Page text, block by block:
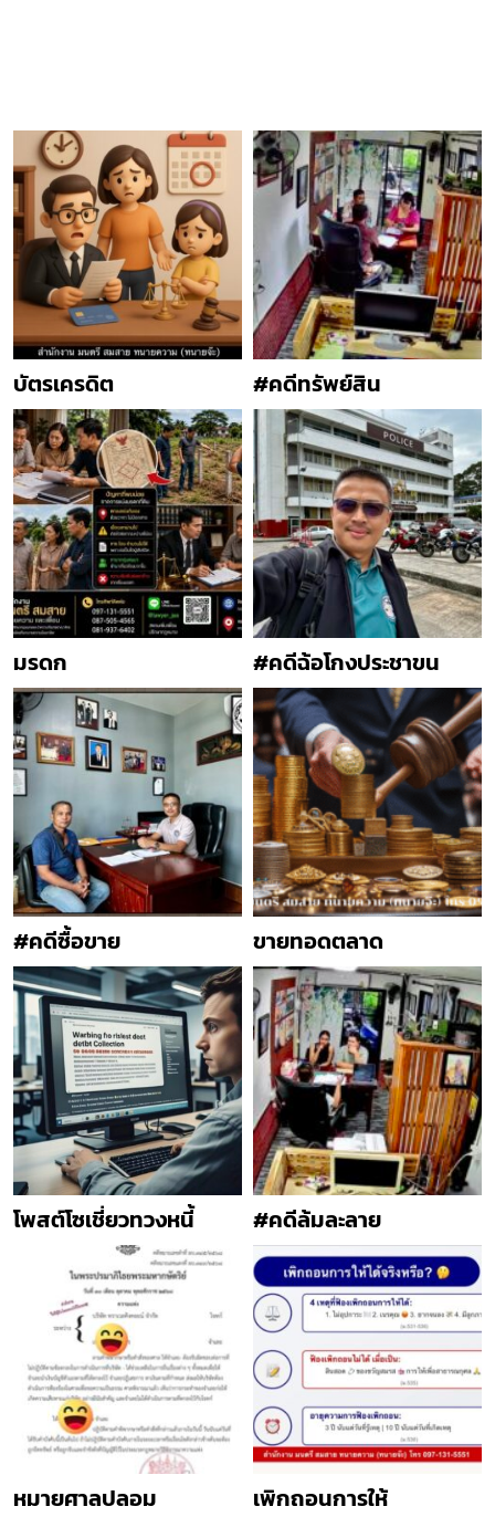
บัตรเครดิต #คดีทรัพย์สิน
มรดก #คดีฉ้อโกงประชาขน
#คดีซื้อขาย ขายทอดตลาด
โพสต์โซเชี่ยวทวงหนี้ #คดีล้มละลาย
หมายศาลปลอม เพิกถอนการให้